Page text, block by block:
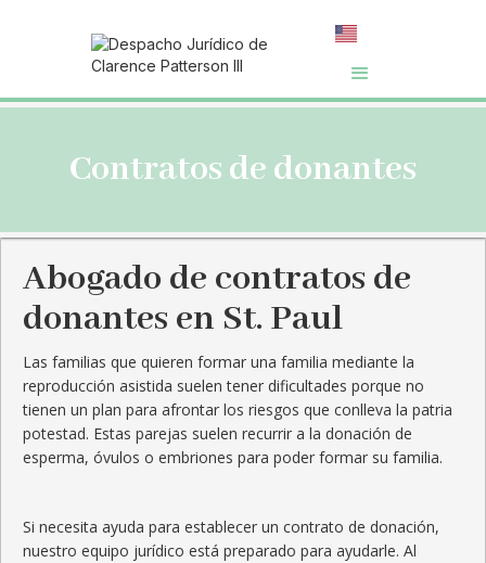
Contratos de donantes
Abogado de contratos de
donantes en St. Paul
Las familias que quieren formar una familia mediante la
reproducción asistida suelen tener dificultades porque no
tienen un plan para afrontar los riesgos que conlleva la patria
potestad. Estas parejas suelen recurrir a la donación de
esperma, óvulos o embriones para poder formar su familia.
Si necesita ayuda para establecer un contrato de donación,
nuestro equipo jurídico está preparado para ayudarle. Al